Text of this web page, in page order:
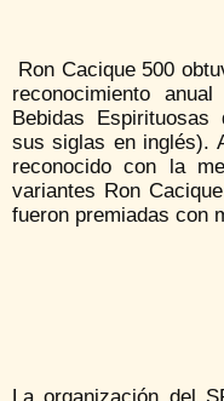
Ron Cacique 500
reconocimiento
Bebidas
sus siglas en inglés).
reconocido con la
variantes Ron
fueron premiadas con